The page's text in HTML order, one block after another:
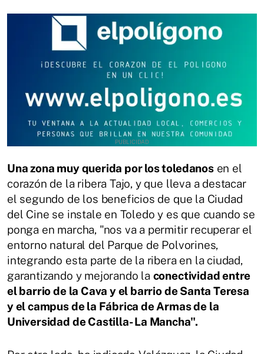
Una zona muy querida por los toledanosen el
corazón de la ribera Tajo, y que lleva a destacar
el segundo de los beneficios de que la Ciudad
del Cine se instale en Toledo y es que cuando se
ponga en marcha, "nos va a permitir recuperar el
entorno natural del Parque de Polvorines,
integrando esta parte de la ribera en la ciudad,
garantizando y mejorando la conectividad entre
el barrio de la Cava y el barrio de Santa Teresa
y el campus de la Fábrica de Armas de la
Universidad de Castilla- La Mancha".